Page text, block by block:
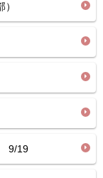
9/19